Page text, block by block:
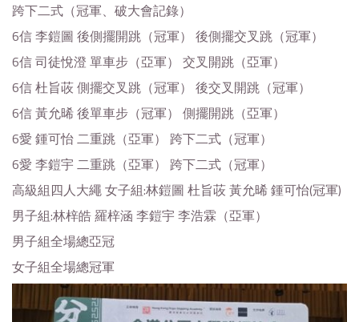
跨下二式（冠軍、破大會記錄）
6信 李鎧圖 後側擺開跳（冠軍） 後側擺交叉跳（冠軍）
6信 司徒悅澄 單車步（亞軍） 交叉開跳（亞軍）
6信 杜旨荍 側擺交叉跳（冠軍） 後交叉開跳（冠軍）
6信 黃允晞 後單車步（冠軍） 側擺開跳（亞軍）
6愛 鍾可怡 二重跳（亞軍） 跨下二式（冠軍）
6愛 李鎧宇 二重跳（亞軍） 跨下二式（冠軍）
高級組四人大繩 女子組:林鎧圖 杜旨荍 黃允晞 鍾可怡(冠軍)
男子組:林梓皓 羅梓涵 李鎧宇 李浩霖（亞軍）
男子組全場總亞冠
女子組全場總冠軍